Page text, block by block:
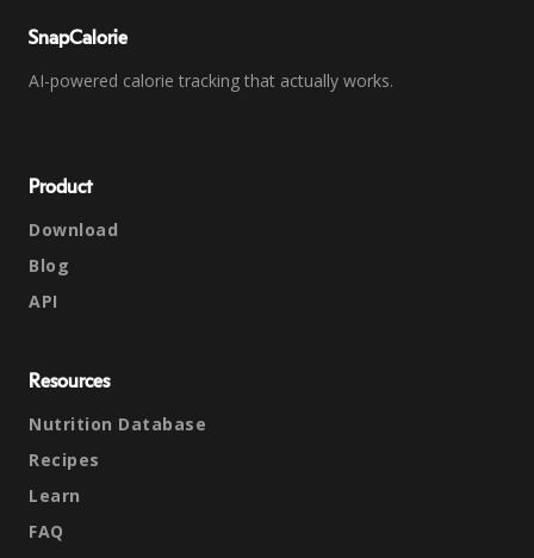
SnapCalorie
AI-powered calorie tracking that actually works.
Product
Download
Blog
API
Resources
Nutrition Database
Recipes
Learn
FAQ